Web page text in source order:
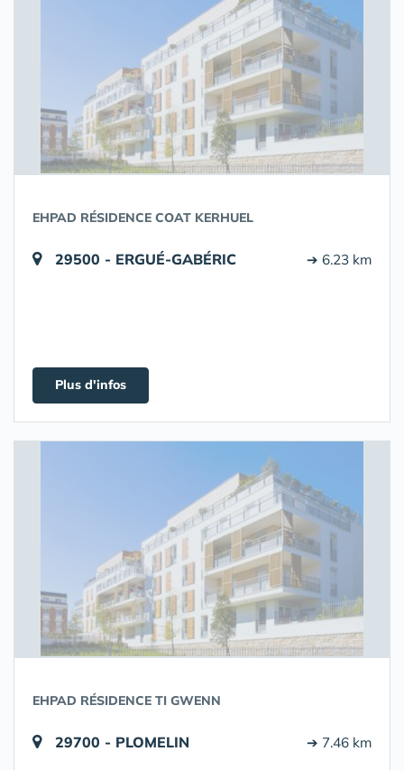
EHPAD RÉSIDENCE COAT KERHUEL
29500 - ERGUÉ-GABÉRIC ➔ 6.23 km
Plus d'infos
EHPAD RÉSIDENCE TI GWENN
29700 - PLOMELIN ➔ 7.46 km